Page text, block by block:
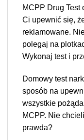
MCPP Drug Test
Ci upewnić się,
reklamowane.
polegaj na
Wykonaj test i
Domowy test
sposób na
wszystkie
MCPP. Nie
prawda?